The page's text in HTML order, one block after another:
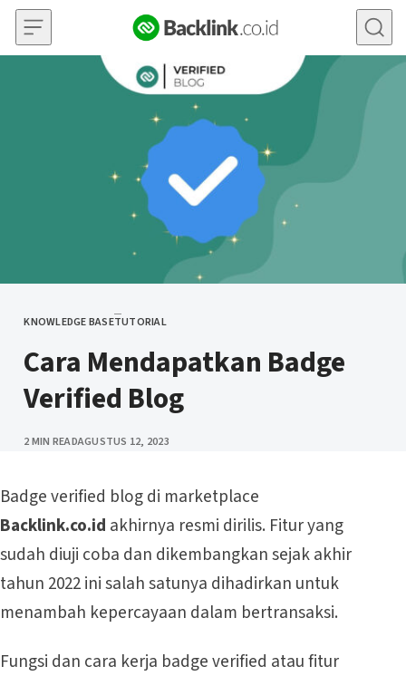
Skip to content
CATEGORY
KNOWLEDGE BASETUTORIAL
Cara Mendapatkan Badge
Verified Blog
2 MIN READPUBLISHED
AGUSTUS 12, 2023
Badge verified blog di marketplace
Backlink.co.id akhirnya resmi dirilis. Fitur yang
sudah diuji coba dan dikembangkan sejak akhir
tahun 2022 ini salah satunya dihadirkan untuk
menambah kepercayaan dalam bertransaksi.
Fungsi dan cara kerja badge verified atau fitur